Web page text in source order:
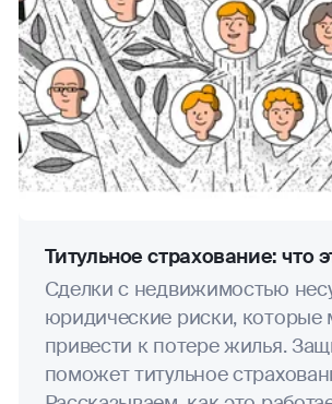
Титульное страхование: что
Сделки с недвижимостью
юридические риски, которые
привести к потере жилья.
поможет титульное